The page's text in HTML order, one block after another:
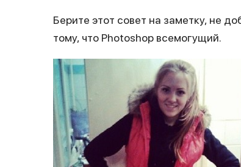
Берите этот совет на заметку, не
тому, что Photoshop всемогущий.